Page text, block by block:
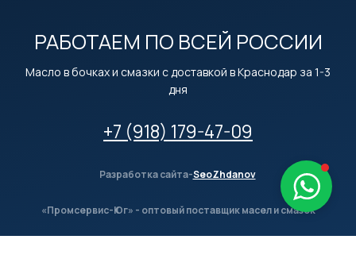
+7 (918) 179-47-09
Разработка сайта-SeoZhdanov
«Промсервис-Юг» - оптовый поставщик масел и смазок
РАБОТАЕМ ПО ВСЕЙ РОССИИ
Масло в бочках и смазки с доставкой в Краснодар за 1-3
дня